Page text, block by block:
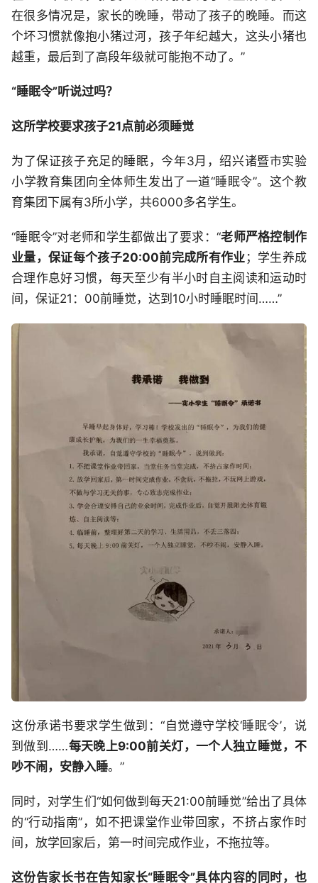
在很多情况是，家长的晚睡，带动了孩子的晚睡。而这
个坏习惯就像抱小猪过河，孩子年纪越大，这头小猪也
越重，最后到了高段年级就可能抱不动了。”
“睡眠令”听说过吗？
这所学校要求孩子21点前必须睡觉
为了保证孩子充足的睡眠，今年3月，绍兴诸暨市实验
小学教育集团向全体师生发出了一道“睡眠令”。这个教
育集团下属有3所小学，共6000多名学生。
“睡眠令”对老师和学生都做出了要求：“老师严格控制作
业量，保证每个孩子20:00前完成所有作业 ；学生养成
合理作息好习惯，每天至少有半小时自主阅读和运动时
间，保证21：00前睡觉，达到10小时睡眠时间……”
这份承诺书要求学生做到：“自觉遵守学校‘睡眠令’，说
到做到……每天晚上9:00前关灯，一个人独立睡觉，不
吵不闹，安静入睡。”
同时，对学生们“如何做到每天21:00前睡觉”给出了具体
的“行动指南”，如不把课堂作业带回家，不挤占家作时
间，放学回家后，第一时间完成作业，不拖拉等。
这份告家长书在告知家长“睡眠令”具体内容的同时，也